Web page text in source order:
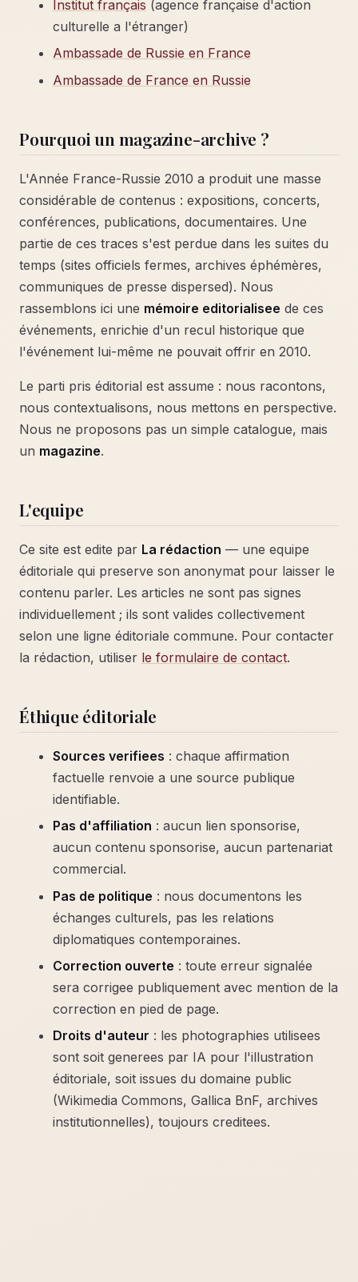
Institut français (agence française d'action
culturelle a l'étranger)
Ambassade de Russie en France
Ambassade de France en Russie
Pourquoi un magazine-archive ?
L'Année France-Russie 2010 a produit une masse
considérable de contenus : expositions, concerts,
conférences, publications, documentaires. Une
partie de ces traces s'est perdue dans les suites du
temps (sites officiels fermes, archives éphémères,
communiques de presse dispersed). Nous
rassemblons ici une mémoire editorialisee de ces
événements, enrichie d'un recul historique que
l'événement lui-même ne pouvait offrir en 2010.
Le parti pris éditorial est assume : nous racontons,
nous contextualisons, nous mettons en perspective.
Nous ne proposons pas un simple catalogue, mais
un magazine.
L'equipe
Ce site est edite par La rédaction — une equipe
éditoriale qui preserve son anonymat pour laisser le
contenu parler. Les articles ne sont pas signes
individuellement ; ils sont valides collectivement
selon une ligne éditoriale commune. Pour contacter
la rédaction, utiliser le formulaire de contact.
Éthique éditoriale
Sources verifiees : chaque affirmation
factuelle renvoie a une source publique
identifiable.
Pas d'affiliation : aucun lien sponsorise,
aucun contenu sponsorise, aucun partenariat
commercial.
Pas de politique : nous documentons les
échanges culturels, pas les relations
diplomatiques contemporaines.
Correction ouverte : toute erreur signalée
sera corrigee publiquement avec mention de la
correction en pied de page.
Droits d'auteur : les photographies utilisees
sont soit generees par IA pour l'illustration
éditoriale, soit issues du domaine public
(Wikimedia Commons, Gallica BnF, archives
institutionnelles), toujours creditees.